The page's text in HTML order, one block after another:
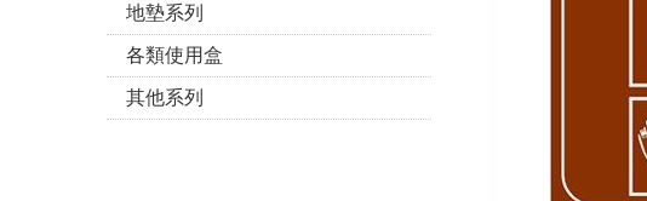
地墊系列
各類使用盒
其他系列